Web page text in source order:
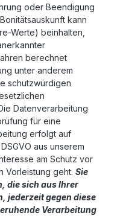
oder Beendigung
kann
Werte) beinhalten,
berechnet
unter anderem
schutzwürdigen
Datenverarbeitung
für eine
erfolgt auf
aus unserem
am Schutz vor
Vorleistung geht. Sie
die sich aus Ihrer
jederzeit gegen diese
Verarbeitung